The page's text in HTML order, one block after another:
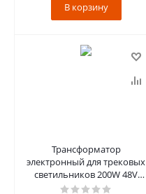
В корзину
Трансформатор
электронный для трековых
светильников 200W 48V
(драйвер), LB48 черный